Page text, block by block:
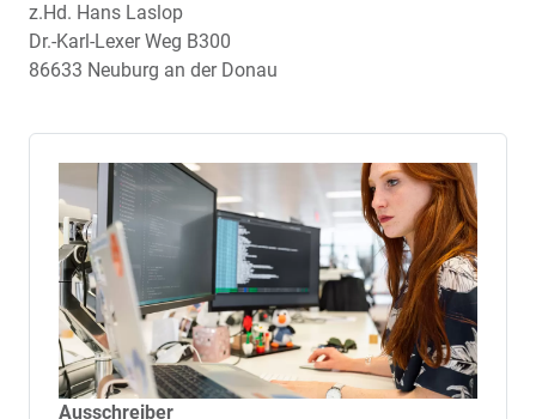
z.Hd. Hans Laslop
Dr.-Karl-Lexer Weg B300
86633 Neuburg an der Donau
Ausschreiber